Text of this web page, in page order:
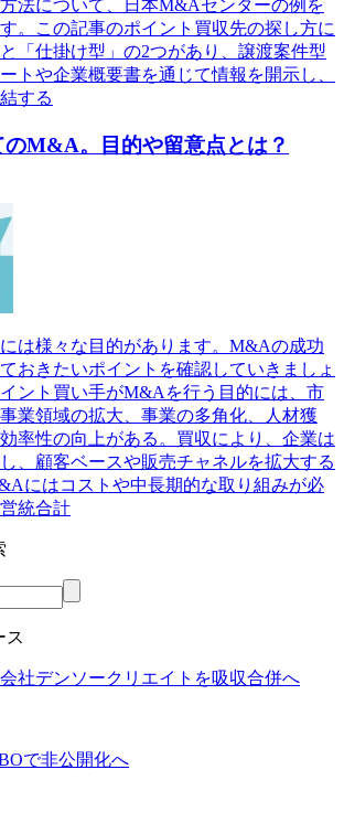
法について、日本M&Aセンターの例を
。この記事のポイント買収先の探し方に
「仕掛け型」の2つがあり、譲渡案件型
トや企業概要書を通じて情報を開示し、
する
のM&A。目的や留意点とは？
は様々な目的があります。M&Aの成功
おきたいポイントを確認していきましょ
ント買い手がM&Aを行う目的には、市
業領域の拡大、事業の多角化、人材獲
率性の向上がある。買収により、企業は
、顧客ベースや販売チャネルを拡大する
にはコストや中長期的な取り組みが必
統合計
ス
社デンソークリエイトを吸収合併へ
で非公開化へ